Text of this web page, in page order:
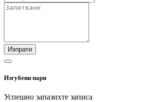
Изпрати
Изгубени пари
Успешно запазихте записа